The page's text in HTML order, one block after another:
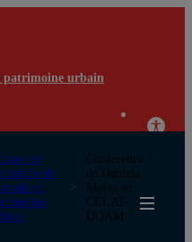
patrimoine urbain
de
du
en
Conférence
de Daniela
Moisa au
CELAT-
UQAM